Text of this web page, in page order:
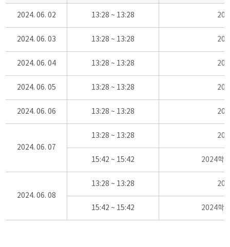
2024. 06. 02 13:28 ~ 13:28
2024. 06. 03 13:28 ~ 13:28
2024. 06. 04 13:28 ~ 13:28
2024. 06. 05 13:28 ~ 13:28
2024. 06. 06 13:28 ~ 13:28
2024. 06. 07
13:28 ~ 13:28
15:42 ~ 15:42 2024학
2024. 06. 08
13:28 ~ 13:28
15:42 ~ 15:42 2024학